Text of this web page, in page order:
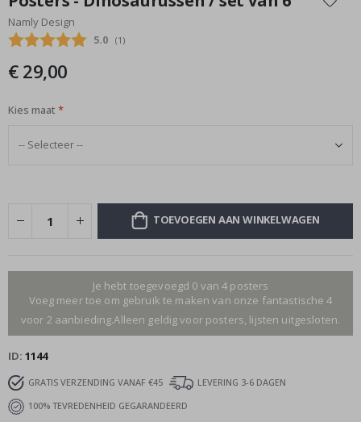
het
begin
van
afbeeldingen-
Namly Design
Gemiddelde beoordeling:
5.0 (aantal stemmen:
1 )
€ 29,00
Kies maat
TOEVOEGEN AAN WINKELWAGEN
Je hebt toegevoegd 0 van 4 posters
Voeg meer toe om gebruik te maken van onze fantastische 4
voor 2 aanbieding.Alleen geldig voor posters, lijsten uitgesloten.
ID 1144
GRATIS VERZENDING VANAF €45
LEVERING 3-6 DAGEN
100% TEVREDENHEID GEGARANDEERD